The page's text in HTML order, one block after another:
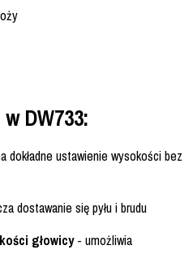
DW733:
dokładne ustawienie wysokości bez
dostawanie się pyłu i brudu
głowicy- umożliwia